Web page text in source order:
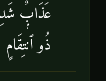
عَذَابٌۭ
ذُو ٱنتِقَامٍ